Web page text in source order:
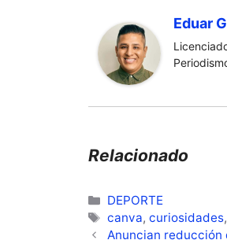
Eduar
Relacionado
Categorías
DEPORTE
Etiquetas
canva,curiosidades,
Anuncian reducción